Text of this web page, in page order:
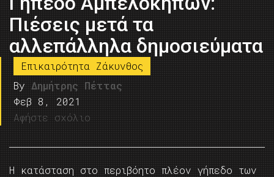
Πιέσεις μετά τα
αλλεπάλληλα δημοσιεύματα
Επικαιρότητα Ζάκυνθος
By Δημήτρης Πέττας
Φεβ 8, 2021
Αφήστε σχόλιο
Η κατάσταση στο περιβόητο πλέον γήπεδο των